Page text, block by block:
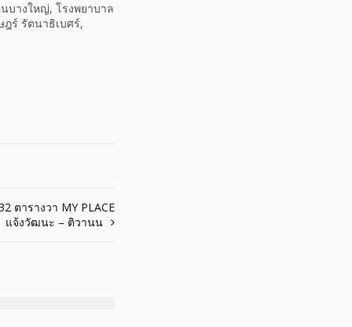
บางใหญ่, โรงพยาบาล
ร์ รัตนาธิเบศร์,
ตารางวา MY PLACE
แจ้งวัฒนะ – ติวานน